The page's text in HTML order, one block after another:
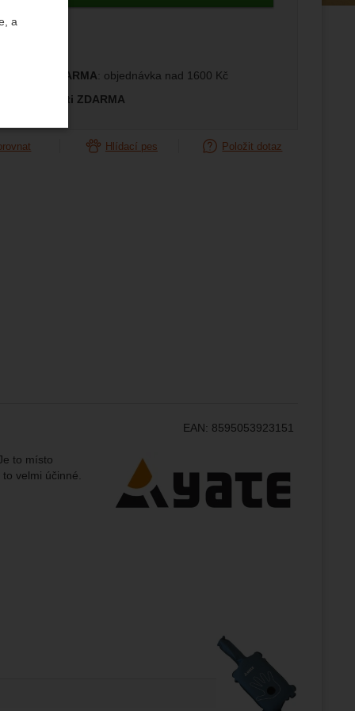
a
a
se s
si
ČR ZDARMA: objednávka nad 1600 Kč
velikosti ZDARMA
Hlídací pes Položit dotaz
EAN: 8595053923151
Výrobce:
to místo
velmi účinné.